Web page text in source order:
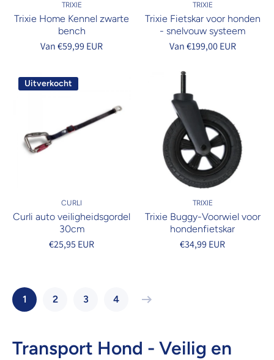
TRIXIE
Trixie Home Kennel zwarte
bench
Van €59,99 EUR
TRIXIE
Trixie Fietskar voor honden
- snelvouw systeem
Van €199,00 EUR
Uitverkocht
CURLI
Curli auto veiligheidsgordel
30cm
€25,95 EUR
TRIXIE
Trixie Buggy-Voorwiel voor
hondenfietskar
€34,99 EUR
1 2 3 4
Transport Hond - Veilig en